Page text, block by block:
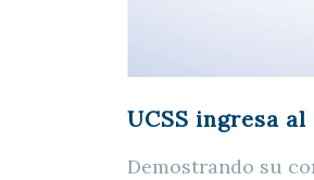
UCSS ingresa
Demostrando su